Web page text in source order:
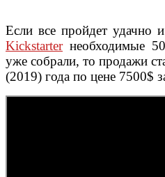
Если все пройдет удачно
Kickstarterнеобходимые
уже собрали, то продажи
(2019) года по цене 7500$